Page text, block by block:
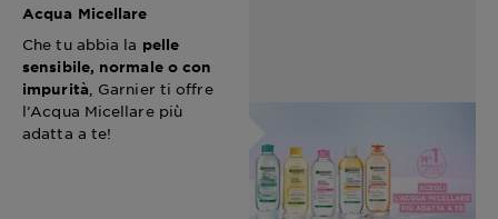
Acqua Micellare
Che tu abbia la pelle
sensibile, normale o con
impurità , Garnier ti offre
l’Acqua Micellare più
adatta a te!